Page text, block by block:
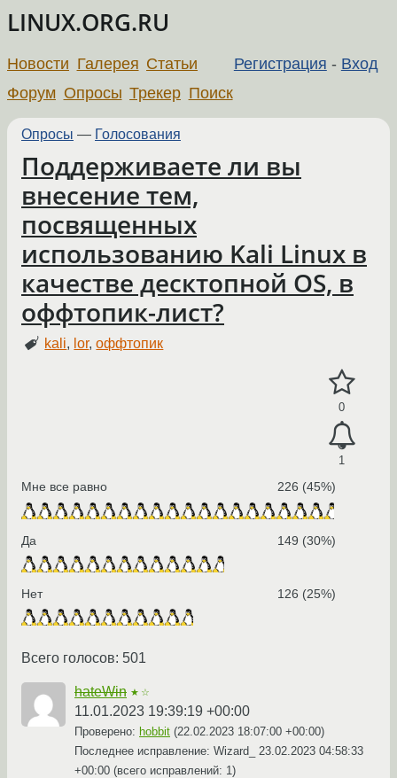
LINUX.ORG.RU
Регистрация - Вход
Новости Галерея Статьи
Форум Опросы Трекер Поиск
Опросы — Голосования
Поддерживаете ли вы
внесение тем,
посвященных
использованию Kali Linux в
качестве десктопной OS, в
оффтопик-лист?
kali, lor,оффтопик
0
1
Мне все равно 226 (45%)
Да 149 (30%)
Нет 126 (25%)
Всего голосов: 501
hateWin ★☆
11.01.2023 19:39:19 +00:00
Проверено: hobbit (22.02.2023 18:07:00 +00:00)
Последнее исправление: Wizard_ 23.02.2023 04:58:33
+00:00 (всего исправлений: 1)